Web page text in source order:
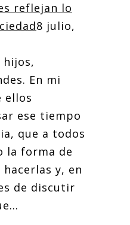
reflejan lo
8 julio,
hijos,
En mi
ellos
ese tiempo
que a todos
la forma de
y, en
de discutir